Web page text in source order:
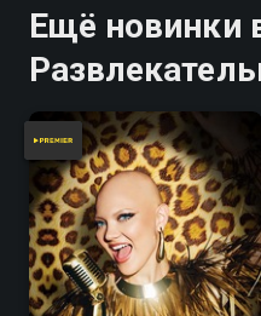
Ещё новинки